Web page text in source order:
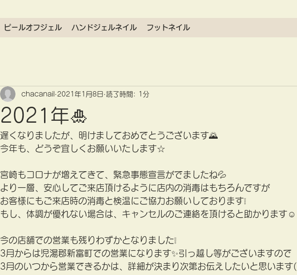
ピールオフジェル ハンドジェルネイル フットネイル
2021年🎍
chacanail 2021年1月8日 読了時間: 1分
遅くなりましたが、明けましておめでとうございます🌄
今年も、どうぞ宜しくお願いいたします☆
宮崎もコロナが増えてきて、緊急事態宣言がでましたね💦
より一層、安心してご来店頂けるように店内の消毒はもちろんですが
お客様にもご来店時の消毒と検温にご協力お願いしております❕
もし、体調が優れない場合は、キャンセルのご連絡を頂けると助かります☺
今の店舗での営業も残りわずかとなりました❕
3月からは児湯郡新富町での営業になります✨引っ越し等がございますので
3月のいつから営業できるかは、詳細が決まり次第お伝えしたいと思いま